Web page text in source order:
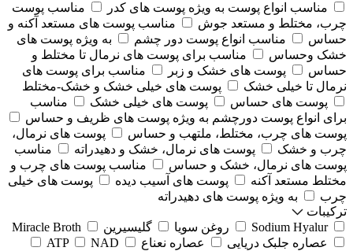
مناسب انواع پوست به ویژه پوست های کدر
مناسب پوست
چرب، مختلط و مستعد جوش
مناسب پوست های مستعد آکنه و
حساس
مناسب انواع پوست دور چشم
به ویژه پوست های
خشک وحساس
مناسب برای پوست های نرمال تا مختلط و
حساس
پوست های خشک و زبر
مناسب برای پوست های
نرمال تا خیلی خشک
پوست های خیلی خشک و خشک-مختلط
پوست های حساس
پوست های خیلی خشک
مناسب
برای انواع پوست دورچشم به ویژه پوست های ظریف و حساس
پوست های چرب، مختلط، ملتهب و حساس
پوست های نرمال،
چرب و خشک
پوست های نرمال، خشک و دهیدراته
مناسب
پوست های نرمال، خشک و حساس
مناسب پوست های چرب و
مختلط مستعد آکنه
پوست های آسیب دیده
پوست های خیلی
چرب
به ویژه پوست های دهیدراته
ترکیبات
Sodium Hyalur
روغن سویا گلیسیرین
Miracle Broth
عصاره جلبک دریایی
عصاره نعناع ATP
NAD